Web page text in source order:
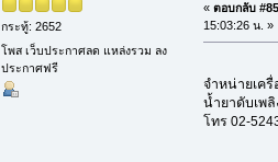
กระทู้: 2652
โพส เว็บประกาศลด แหล่งรวม ลง
ประกาศฟรี
« ตอบกลับ
15:03:26 น. »
จำหน่ายเครื่
น้ำยาดับเพลิ
โทร 02-